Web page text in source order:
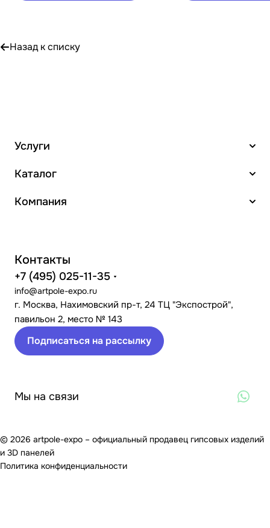
Назад к списку
Услуги
Каталог
Компания
Контакты
+7 (495) 025-11-35
info@artpole-expo.ru
г. Москва, Нахимовский пр-т, 24 ТЦ "Экспострой",
павильон 2, место № 143
Подписаться на рассылку
Мы на связи
© 2026 artpole-expo – официальный продавец гипсовых изделий
и 3D панелей
Политика конфиденциальности